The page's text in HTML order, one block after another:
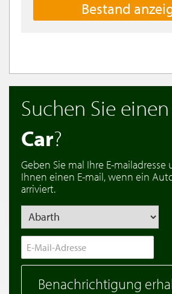
Bestand
Suchen Sie einen
Car?
Geben Sie mal Ihre E-
Ihnen einen E-mail, wenn ein
arriviert.
Benachrichtigung